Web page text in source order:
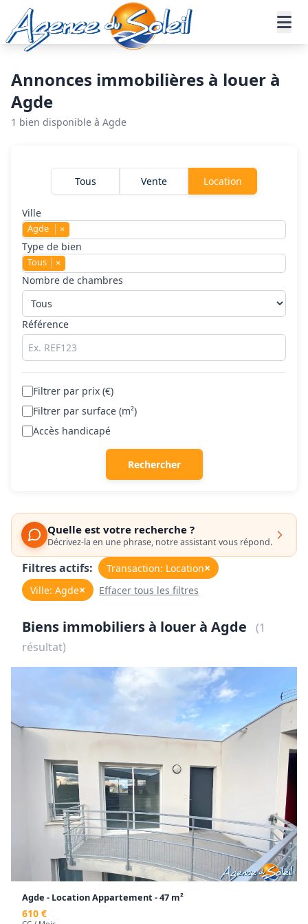
Aller au contenu principal
Accueil Annonces immobilières Location
Annonces immobilières à louer à
Agde
1 bien disponible à Agde
Tous Vente Location
Ville
Agde ×
Type de bien
Tous ×
Nombre de chambres
Référence
Filtrer par prix (€)
Filtrer par surface (m²)
Accès handicapé
Rechercher
Quelle est votre recherche ?
Décrivez-la en une phrase, notre assistant vous répond.
Filtres actifs: Transaction: Location×
Ville: Agde× Effacer tous les filtres
Biens immobiliers à louer à Agde
(1
résultat)
Agde - Location Appartement - 47 m²
610 €